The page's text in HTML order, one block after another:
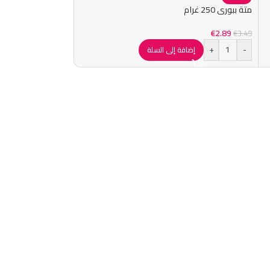
متة ببوري 250 غرام
€3.49
€2.89
-
+ إضافة إلى السلة